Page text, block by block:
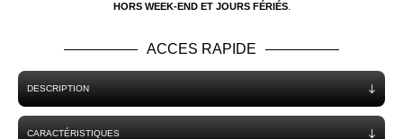
HORS WEEK-END ET JOURS FÉRIÉS.
ACCES RAPIDE
DESCRIPTION
CARACTÉRISTIQUES